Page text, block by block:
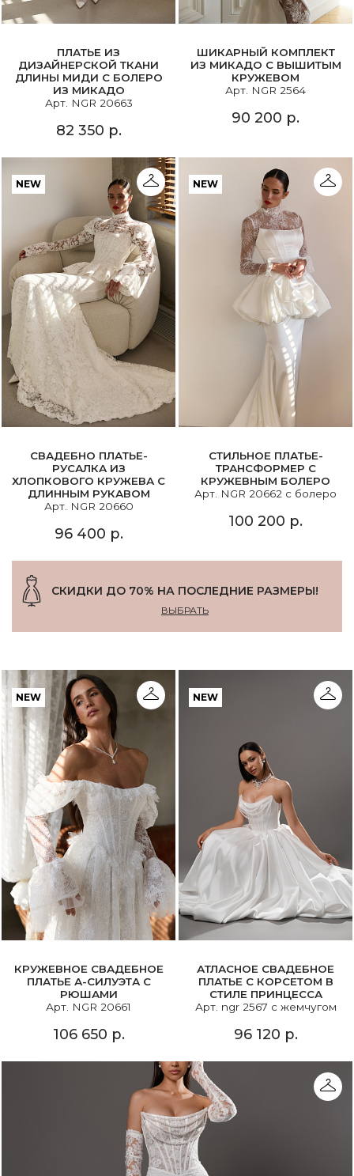
ПЛАТЬЕ ИЗ
ДИЗАЙНЕРСКОЙ ТКАНИ
ДЛИНЫ МИДИ С БОЛЕРО
ИЗ МИКАДО
Арт. NGR 20663
82 350 р.
ШИКАРНЫЙ КОМПЛЕКТ
ИЗ МИКАДО С ВЫШИТЫМ
КРУЖЕВОМ
Арт. NGR 2564
90 200 р.
NEW
СВАДЕБНО ПЛАТЬЕ-
РУСАЛКА ИЗ
ХЛОПКОВОГО КРУЖЕВА С
ДЛИННЫМ РУКАВОМ
Арт. NGR 20660
96 400 р.
NEW
СТИЛЬНОЕ ПЛАТЬЕ-
ТРАНСФОРМЕР С
КРУЖЕВНЫМ БОЛЕРО
Арт. NGR 20662 с болеро
100 200 р.
СКИДКИ ДО 70% НА ПОСЛЕДНИЕ РАЗМЕРЫ!
ВЫБРАТЬ
NEW
КРУЖЕВНОЕ СВАДЕБНОЕ
ПЛАТЬЕ А-СИЛУЭТА С
РЮШАМИ
Арт. NGR 20661
106 650 р.
NEW
АТЛАСНОЕ СВАДЕБНОЕ
ПЛАТЬЕ С КОРСЕТОМ В
СТИЛЕ ПРИНЦЕССА
Арт. ngr 2567 с жемчугом
96 120 р.